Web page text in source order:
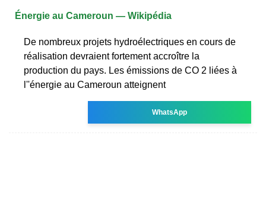
Énergie au Cameroun — Wikipédia
De nombreux projets hydroélectriques en cours de
réalisation devraient fortement accroître la
production du pays. Les émissions de CO 2 liées à
l''énergie au Cameroun atteignent
WhatsApp